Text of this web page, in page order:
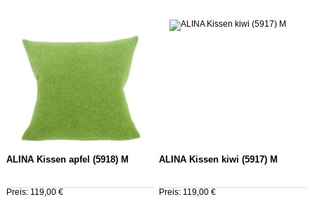
ALINA Kissen apfel (5918) M
Preis: 119,00 €
ALINA Kissen kiwi (5917) M
Preis: 119,00 €